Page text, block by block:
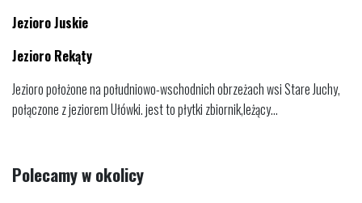
Jezioro Juskie
Jezioro Rekąty
Jezioro położone na południowo-wschodnich obrzeżach wsi Stare Juchy,
połączone z jeziorem Ułówki. jest to płytki zbiornik,leżący...
Polecamy w okolicy